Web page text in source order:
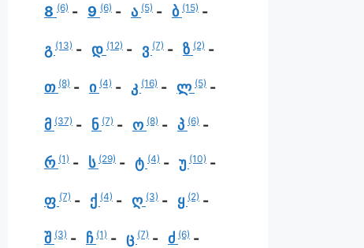
8 (6) 9 (6) ა (5) ბ (15)
გ (13) დ (12) ვ (7) ზ (2)
თ (8) ი (4) კ (16) ლ (5)
მ (37) ნ (7) ო (8) პ (6)
რ (1) ს (29) ტ (4) უ (10)
ფ (7) ქ (4) ღ (3) ყ (2)
შ (3) ჩ (1) ც (7) ძ (6)